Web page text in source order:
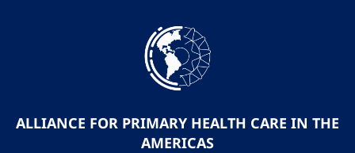
ALLIANCE FOR PRIMARY HEALTH CARE IN THE
AMERICAS